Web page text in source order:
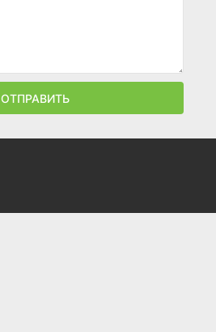
ОТПРАВИТЬ